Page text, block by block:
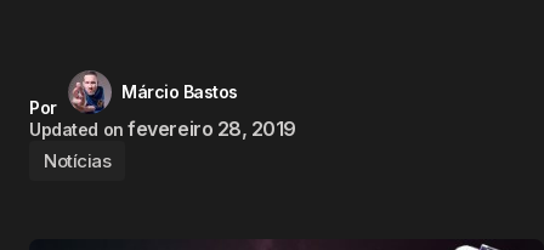
Por
Márcio Bastos
Updated on fevereiro 28, 2019
Notícias